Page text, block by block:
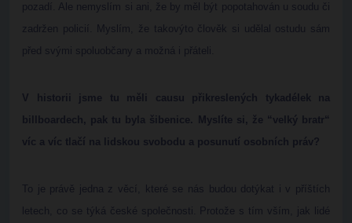
pozadí. Ale nemyslím si ani, že by měl být popotahován u soudu či
zadržen policií. Myslím, že takovýto člověk si udělal ostudu sám
před svými spoluobčany a možná i přáteli.
V historii jsme tu měli causu přikreslených tykadélek na
billboardech, pak tu byla šibenice. Myslíte si, že “velký bratr“
víc a víc tlačí na lidskou svobodu a posunutí osobních práv?
To je právě jedna z věcí, které se nás budou dotýkat i v příštích
letech, co se týká české společnosti. Protože s tím vším, jak lidé